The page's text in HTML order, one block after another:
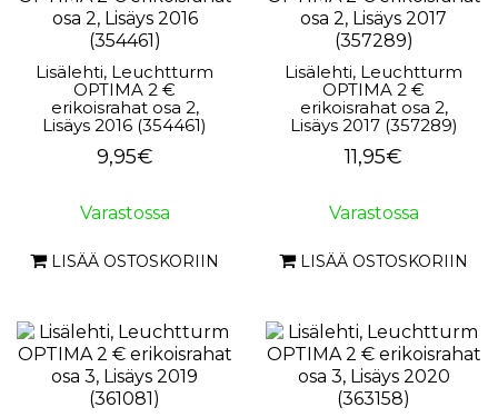
Lisälehti, Leuchtturm
OPTIMA 2 €
erikoisrahat osa 2,
Lisäys 2016 (354461)
9,95€
Varastossa
LISÄÄ OSTOSKORIIN
Lisälehti, Leuchtturm
OPTIMA 2 €
erikoisrahat osa 2,
Lisäys 2017 (357289)
11,95€
Varastossa
LISÄÄ OSTOSKORIIN